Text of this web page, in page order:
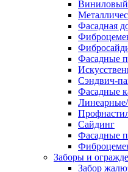
Виниловый
Фасадная
Фасадные
Сэндвич-
Фасадные
Сайдинг
Фасадные
Заборы и
Забор